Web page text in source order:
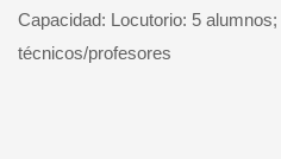
Capacidad: Locutorio: 5
técnicos/profesores